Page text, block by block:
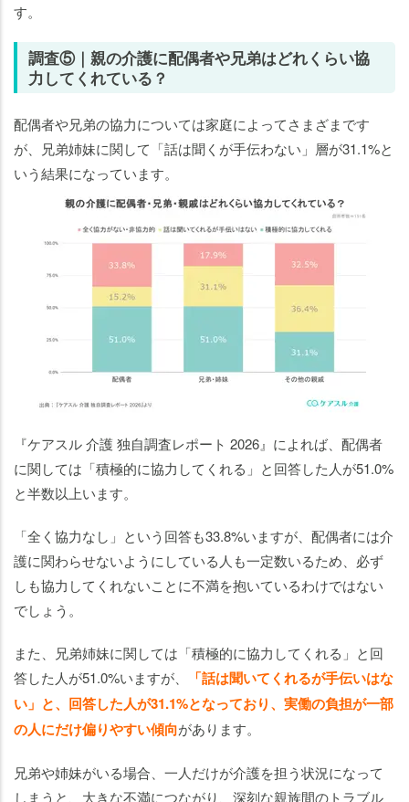
す。
調査⑤｜親の介護に配偶者や兄弟はどれくらい協
力してくれている？
配偶者や兄弟の協力については家庭によってさまざまです
が、兄弟姉妹に関して「話は聞くが手伝わない」層が31.1%と
いう結果になっています。
『ケアスル 介護 独自調査レポート 2026』によれば、配偶者
に関しては「積極的に協力してくれる」と回答した人が51.0%
と半数以上います。
「全く協力なし」という回答も33.8%いますが、配偶者には介
護に関わらせないようにしている人も一定数いるため、必ず
しも協力してくれないことに不満を抱いているわけではない
でしょう。
また、兄弟姉妹に関しては「積極的に協力してくれる」と回
答した人が51.0%いますが、
「話は聞いてくれるが手伝いはな
い」と、回答した人が31.1%となっており、実働の負担が一部
の人にだけ偏りやすい傾向があります。
兄弟や姉妹がいる場合、一人だけが介護を担う状況になって
しまうと、大きな不満につながり、深刻な親族間のトラブル